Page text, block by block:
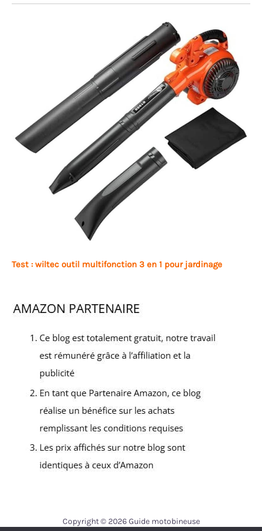
Test : wiltec outil multifonction 3 en 1 pour jardinage
Copyright © 2026 Guide motobineuse